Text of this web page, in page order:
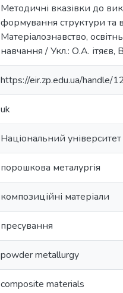
Методичні вказівки до
формування структури та
Матеріалознавство,
навчання / Укл.: О.А. ітяєв,
https://eir.zp.edu.ua/
uk
Національний університет
порошкова металургія
композиційні матеріали
пресування
powder metallurgy
composite materials